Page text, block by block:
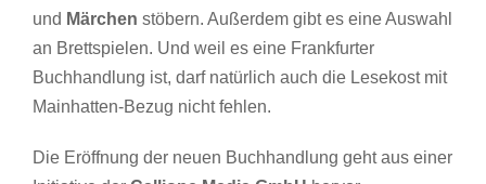
und Märchen stöbern. Außerdem gibt es eine Auswahl
an Brettspielen. Und weil es eine Frankfurter
Buchhandlung ist, darf natürlich auch die Lesekost mit
Mainhatten-Bezug nicht fehlen.
Die Eröffnung der neuen Buchhandlung geht aus einer